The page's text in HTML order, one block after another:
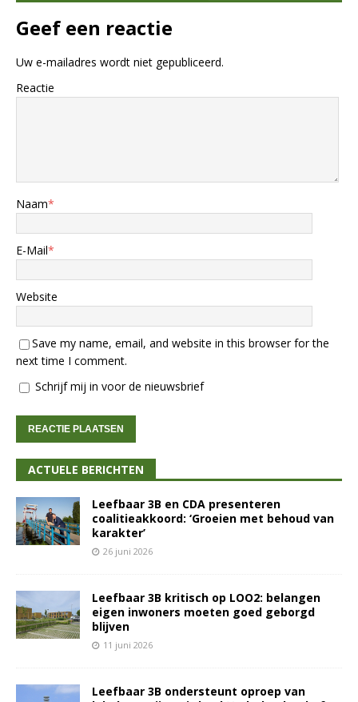
Geef een reactie
Uw e-mailadres wordt niet gepubliceerd.
Reactie
Naam*
E-Mail*
Website
Save my name, email, and website in this browser for the
next time I comment.
Schrijf mij in voor de nieuwsbrief
ACTUELE BERICHTEN
Leefbaar 3B en CDA presenteren
coalitieakkoord: ‘Groeien met behoud van
karakter’
26 juni 2026
Leefbaar 3B kritisch op LOO2: belangen
eigen inwoners moeten goed geborgd
blijven
11 juni 2026
Leefbaar 3B ondersteunt oproep van